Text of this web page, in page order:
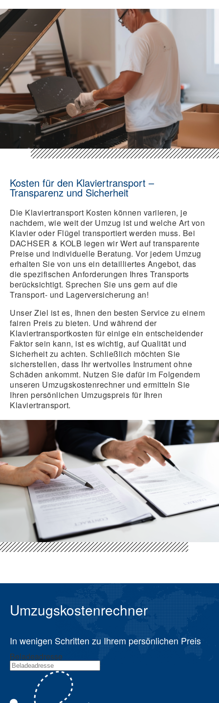
Kosten für den Klaviertransport –
Transparenz und Sicherheit
Die Klaviertransport Kosten können variieren, je
nachdem, wie weit der Umzug ist und welche Art von
Klavier oder Flügel transportiert werden muss. Bei
DACHSER & KOLB legen wir Wert auf transparente
Preise und individuelle Beratung. Vor jedem Umzug
erhalten Sie von uns ein detailliertes Angebot, das
die spezifischen Anforderungen Ihres Transports
berücksichtigt. Sprechen Sie uns gern auf die
Transport- und Lagerversicherung an!
Unser Ziel ist es, Ihnen den besten Service zu einem
fairen Preis zu bieten. Und während der
Klaviertransportkosten für einige ein entscheidender
Faktor sein kann, ist es wichtig, auf Qualität und
Sicherheit zu achten. Schließlich möchten Sie
sicherstellen, dass Ihr wertvolles Instrument ohne
Schäden ankommt. Nutzen Sie dafür im Folgendem
unseren Umzugskostenrechner und ermitteln Sie
Ihren persönlichen Umzugspreis für Ihren
Klaviertransport.
Umzugskostenrechner
In wenigen Schritten zu Ihrem persönlichen Preis
Beladeadresse